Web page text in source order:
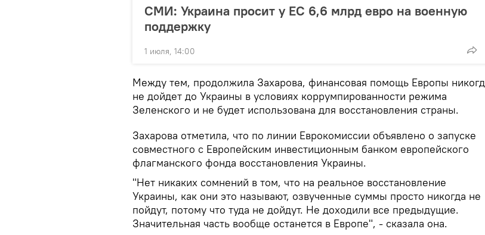
СМИ: Украина просит у ЕС 6,6 млрд евро на военную
поддержку
1 июля, 14:00
Между тем, продолжила Захарова, финансовая помощь Европы
не дойдет до Украины в условиях коррумпированности режима
Зеленского и не будет использована для восстановления страны.
Захарова отметила, что по линии Еврокомиссии объявлено о запуске
совместного с Европейским инвестиционным банком европейского
флагманского фонда восстановления Украины.
"Нет никаких сомнений в том, что на реальное восстановление
Украины, как они это называют, озвученные суммы просто никогда не
пойдут, потому что туда не дойдут. Не доходили все предыдущие.
Значительная часть вообще останется в Европе", - сказала она.